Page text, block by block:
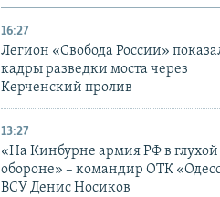
16:27
Легион «Свобода России»
кадры разведки моста через
Керченский пролив
13:27
«На Кинбурне армия РФ в глухой
обороне» – командир ОТК
ВСУ Денис Носиков